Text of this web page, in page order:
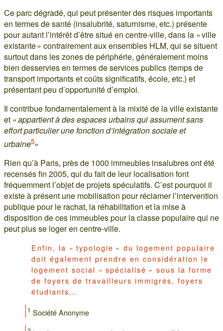
Ce parc dégradé, qui peut présenter des risques importants
en termes de santé (insalubrité, saturnisme, etc.) présente
pour autant l’intérêt d’être situé en centre-ville, dans la « ville
existante » contrairement aux ensembles HLM, qui se situent
surtout dans les zones de périphérie, généralement moins
bien desservies en termes de services publics (temps de
transport importants et coûts significatifs, école, etc.) et
présentant peu d’opportunité d’emploi.
Il contribue fondamentalement à la mixité de la ville existante
et «appartient à des espaces urbains qui assument sans
effort particulier une fonction d’intégration sociale et
urbaine5»
Rien qu’à Paris, près de 1000 immeubles insalubres ont été
recensés fin 2005, qui du fait de leur localisation font
fréquemment l’objet de projets spéculatifs. C’est pourquoi il
existe à présent une mobilisation pour réclamer l’intervention
publique pour le rachat, la réhabilitation et la mise à
disposition de ces immeubles pour la classe populaire qui ne
peut plus se loger en centre-ville.
Enfin, la « typologie » du logement populaire
doit également prendre en considération le
logement social « spécialisé » sous la forme
de foyers de travailleurs immigrés, foyers
étudiants…
1 Société Anonyme